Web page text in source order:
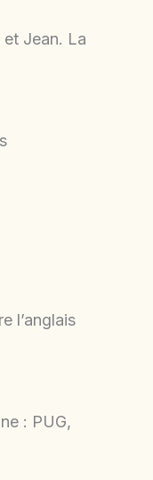
Jean. La
l’anglais
: PUG,